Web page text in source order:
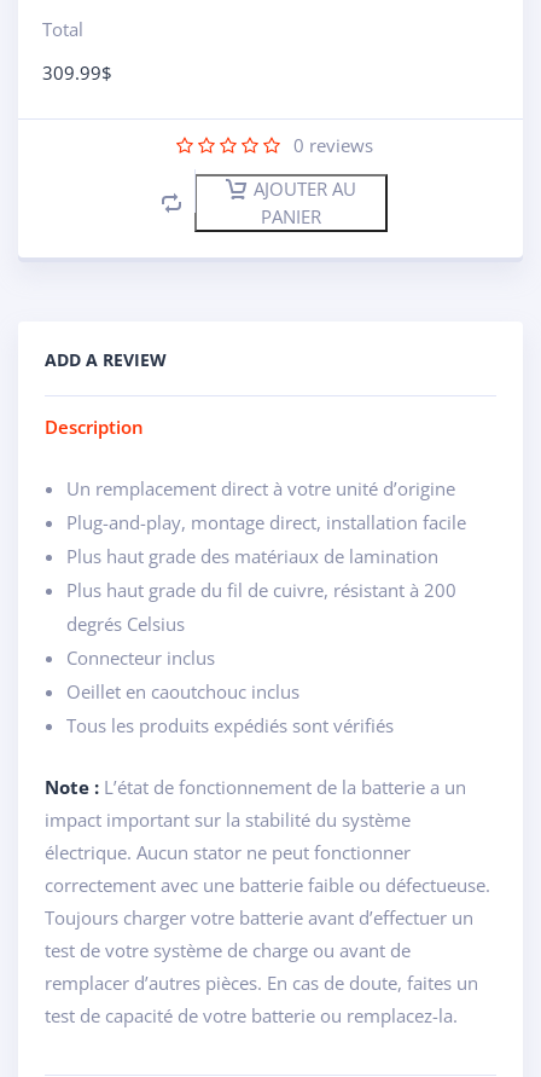
Total
309.99$
0 reviews
AJOUTER AU
PANIER
ADD A REVIEW
Description
Un remplacement direct à votre unité d’origine
Plug-and-play, montage direct, installation facile
Plus haut grade des matériaux de lamination
Plus haut grade du fil de cuivre, résistant à 200
degrés Celsius
Connecteur inclus
Oeillet en caoutchouc inclus
Tous les produits expédiés sont vérifiés
Note : L’état de fonctionnement de la batterie a un
impact important sur la stabilité du système
électrique. Aucun stator ne peut fonctionner
correctement avec une batterie faible ou défectueuse.
Toujours charger votre batterie avant d’effectuer un
test de votre système de charge ou avant de
remplacer d’autres pièces. En cas de doute, faites un
test de capacité de votre batterie ou remplacez-la.